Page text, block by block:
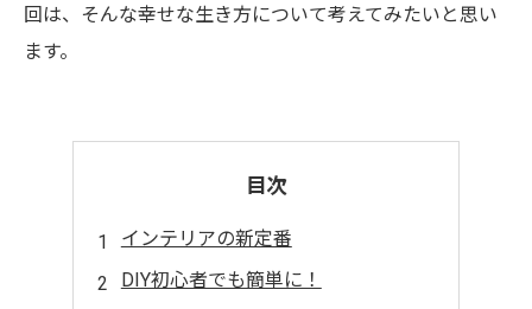
回は、そんな幸せな生き方について考えてみたいと思い
ます。
目次
インテリアの新定番
DIY初心者でも簡単に！